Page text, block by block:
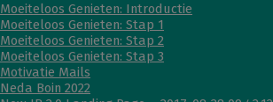
Moeiteloos Genieten: Introductie
Moeiteloos Genieten: Stap 1
Moeiteloos Genieten: Stap 2
Moeiteloos Genieten: Stap 3
Motivatie Mails
Neda Boin 2022